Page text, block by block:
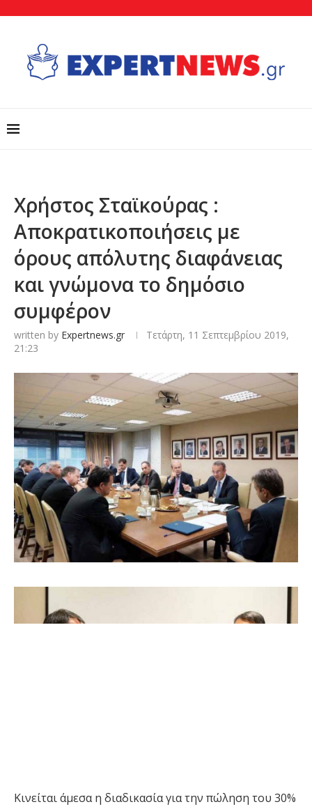
Χρήστος Σταϊκούρας :
Αποκρατικοποιήσεις με
όρους απόλυτης διαφάνειας
και γνώμονα το δημόσιο
συμφέρον
written by Expertnews.gr
Τετάρτη, 11 Σεπτεμβρίου 2019,
21:23
Κινείται άμεσα η διαδικασία για την πώληση του 30%